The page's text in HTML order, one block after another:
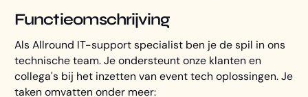
Functieomschrijving
Als Allround IT-support specialist ben je de spil in ons
technische team. Je ondersteunt onze klanten en
collega's bij het inzetten van event tech oplossingen. Je
taken omvatten onder meer: